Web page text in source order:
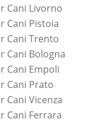
Cani Livorno
Cani Pistoia
Cani Trento
Cani Bologna
Cani Empoli
Cani Prato
Cani Vicenza
Cani Ferrara